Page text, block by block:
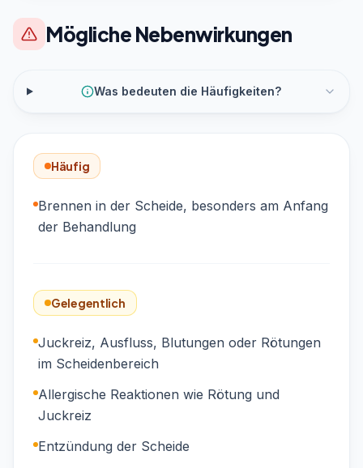
Mögliche Nebenwirkungen
Was bedeuten die Häufigkeiten?
Häufig
Brennen in der Scheide, besonders am Anfang
der Behandlung
Gelegentlich
Juckreiz, Ausfluss, Blutungen oder Rötungen
im Scheidenbereich
Allergische Reaktionen wie Rötung und
Juckreiz
Entzündung der Scheide